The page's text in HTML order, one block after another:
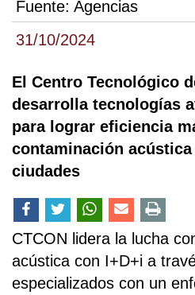
31/10/2024
Fuente: Agencias
El Centro Tecnológico
desarrolla tecnologías
para lograr eficiencia
contaminación acústica
ciudades
CTCON lidera la lucha
acústica con I+D+i a
especializados con un